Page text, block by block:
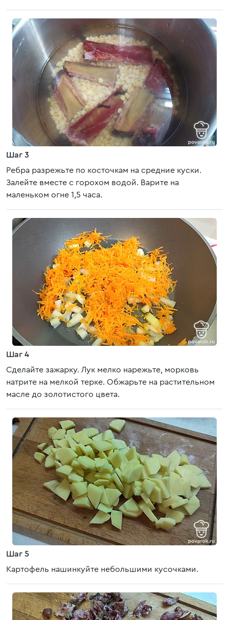
Шаг 3
Ребра разрежьте по косточкам на средние куски.
Залейте вместе с горохом водой. Варите на
маленьком огне 1,5 часа.
Шаг 4
Сделайте зажарку. Лук мелко нарежьте, морковь
натрите на мелкой терке. Обжарьте на растительном
масле до золотистого цвета.
Шаг 5
Картофель нашинкуйте небольшими кусочками.